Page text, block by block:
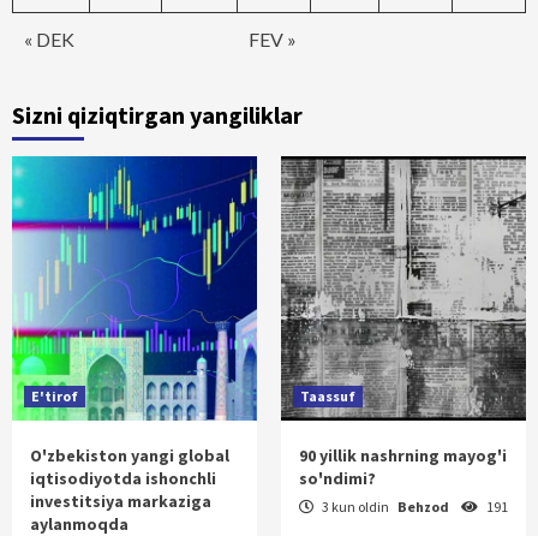
« DEK FEV »
Sizni qiziqtirgan yangiliklar
E'tirof
O'zbekiston yangi global
iqtisodiyotda ishonchli
investitsiya markaziga
aylanmoqda
Taassuf
90 yillik nashrning mayog'i
so'ndimi?
3 kun oldin Behzod 191